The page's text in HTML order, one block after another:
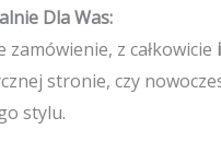
Dla Was:
z całkowicie
stronie, czy
stylu.